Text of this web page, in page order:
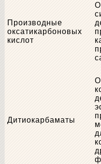
Производные
оксатикарбоновых
кислот
Дитиокарбаматы